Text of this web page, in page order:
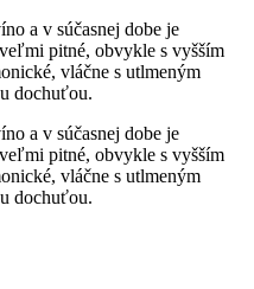
a v súčasnej dobe je
pitné, obvykle s vyšším
vláčne s utlmeným
dochuťou.
a v súčasnej dobe je
pitné, obvykle s vyšším
vláčne s utlmeným
dochuťou.